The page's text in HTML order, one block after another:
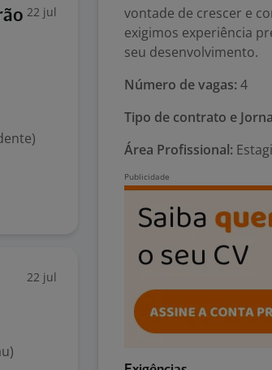
22 jul
22 jul
vontade de crescer e
exigimos experiência
seu desenvolvimento.
Número de vagas: 4
Tipo de contrato e
Área Profissional: